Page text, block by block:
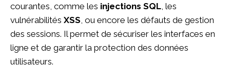
courantes, comme les injections SQL , les
vulnérabilités XSS , ou encore les défauts de gestion
des sessions. Il permet de sécuriser les interfaces en
ligne et de garantir la protection des données
utilisateurs.